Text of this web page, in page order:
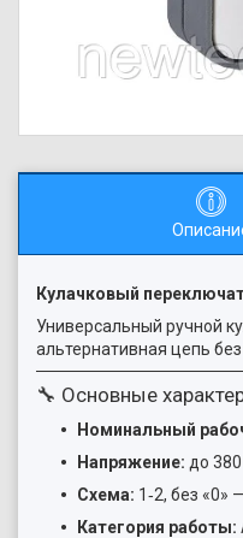
Кулачковый
Универсальный ручной
альтернативная цепь
🔧 Основные
Номинальный
Напряжение: до
Схема: 1‑2, без
Категория работы: